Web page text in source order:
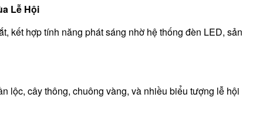
Lễ Hội
kết hợp tính năng phát sáng nhờ hệ thống đèn LED, sản
lộc, cây thông, chuông vàng, và nhiều biểu tượng lễ hội